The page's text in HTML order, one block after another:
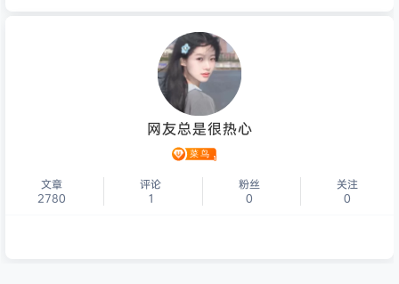
个人主页
网友总是很热心
文章
2780
评论
1
粉丝
0
关注
0